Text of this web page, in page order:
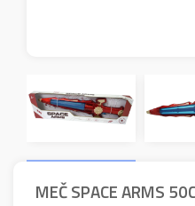
MEČ SPACE ARMS